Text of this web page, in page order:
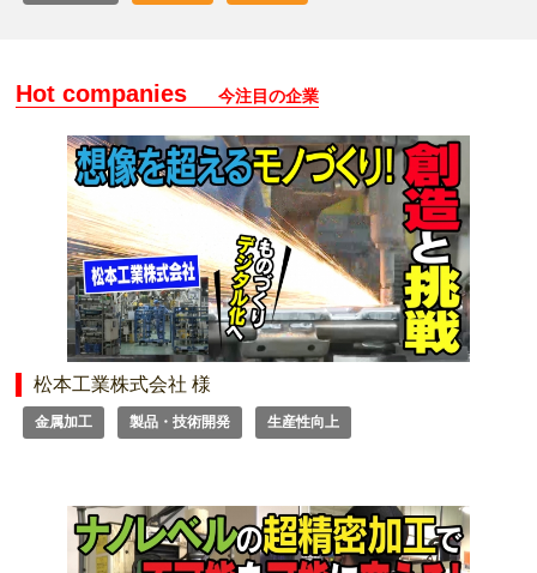
Hot companies 今注目の企業
松本工業株式会社 様
金属加工 製品・技術開発 生産性向上